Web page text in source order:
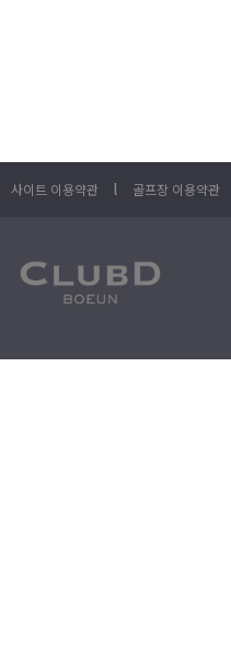
사이트 이용약관 l 골프장 이용약관